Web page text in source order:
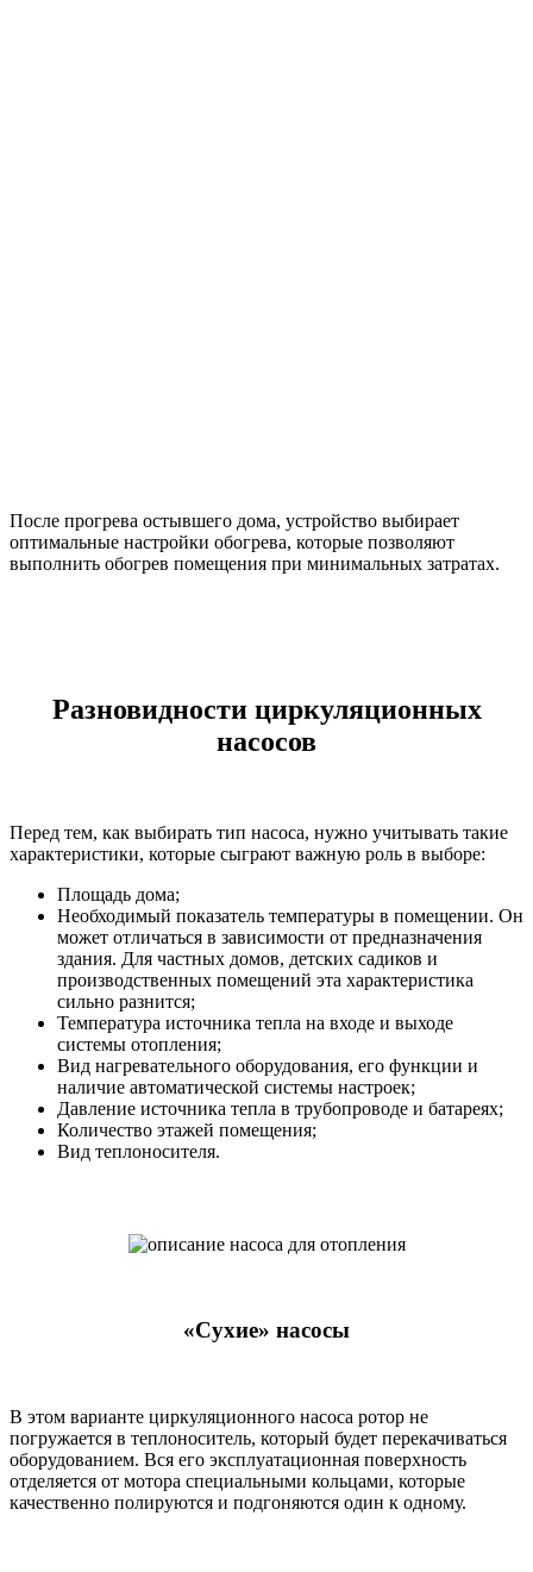
После прогрева остывшего дома, устройство выбирает
оптимальные настройки обогрева, которые позволяют
выполнить обогрев помещения при минимальных затратах.
Разновидности циркуляционных
насосов
Перед тем, как выбирать тип насоса, нужно учитывать такие
характеристики, которые сыграют важную роль в выборе:
Площадь дома;
Необходимый показатель температуры в помещении. Он
может отличаться в зависимости от предназначения
здания. Для частных домов, детских садиков и
производственных помещений эта характеристика
сильно разнится;
Температура источника тепла на входе и выходе
системы отопления;
Вид нагревательного оборудования, его функции и
наличие автоматической системы настроек;
Давление источника тепла в трубопроводе и батареях;
Количество этажей помещения;
Вид теплоносителя.
«Сухие» насосы
В этом варианте циркуляционного насоса ротор не
погружается в теплоноситель, который будет перекачиваться
оборудованием. Вся его эксплуатационная поверхность
отделяется от мотора специальными кольцами, которые
качественно полируются и подгоняются один к одному.